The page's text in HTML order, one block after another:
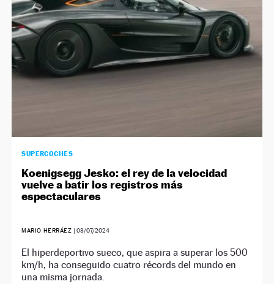
SUPERCOCHES
Koenigsegg Jesko: el rey de la velocidad
vuelve a batir los registros más
espectaculares
MARIO HERRÁEZ | 03/07/2024
El hiperdeportivo sueco, que aspira a superar los 500
km/h, ha conseguido cuatro récords del mundo en
una misma jornada.